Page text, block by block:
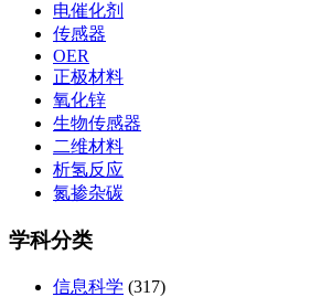
电催化剂
传感器
OER
正极材料
氧化锌
生物传感器
二维材料
析氢反应
氮掺杂碳
学科分类
信息科学 (317)